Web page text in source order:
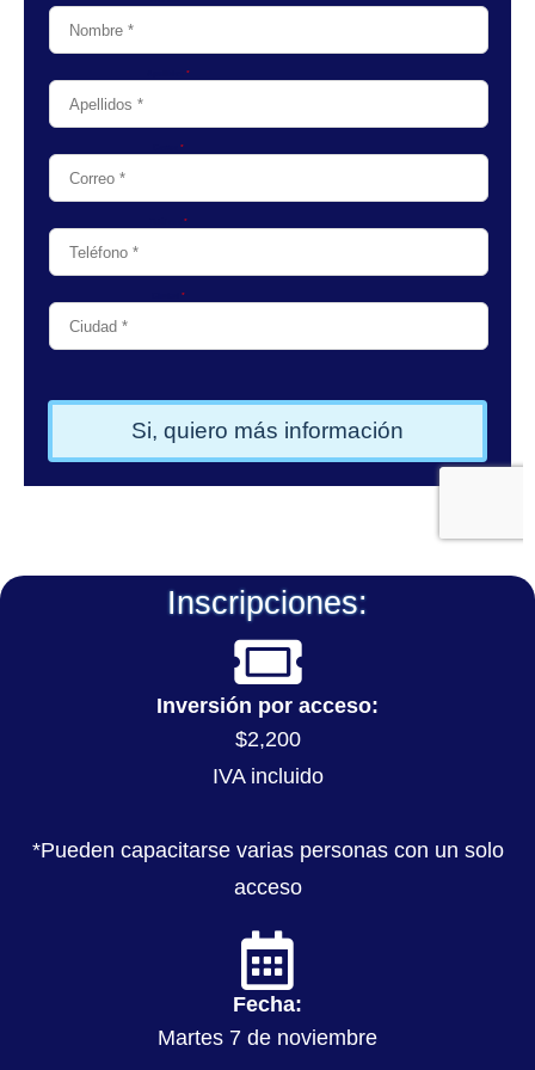
Inscripciones:
Inversión por acceso:
$2,200
IVA incluido
*Pueden capacitarse varias personas con un solo
acceso
Fecha:
Martes 7 de noviembre